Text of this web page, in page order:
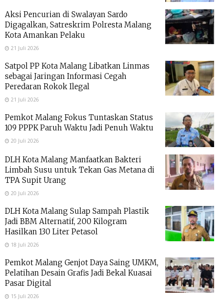
Aksi Pencurian di Swalayan Sardo
Digagalkan, Satreskrim Polresta Malang
Kota Amankan Pelaku
21 Juli 2026
Satpol PP Kota Malang Libatkan Linmas
sebagai Jaringan Informasi Cegah
Peredaran Rokok Ilegal
21 Juli 2026
Pemkot Malang Fokus Tuntaskan Status
109 PPPK Paruh Waktu Jadi Penuh Waktu
20 Juli 2026
DLH Kota Malang Manfaatkan Bakteri
Limbah Susu untuk Tekan Gas Metana di
TPA Supit Urang
20 Juli 2026
DLH Kota Malang Sulap Sampah Plastik
Jadi BBM Alternatif, 200 Kilogram
Hasilkan 130 Liter Petasol
18 Juli 2026
Pemkot Malang Genjot Daya Saing UMKM,
Pelatihan Desain Grafis Jadi Bekal Kuasai
Pasar Digital
15 Juli 2026